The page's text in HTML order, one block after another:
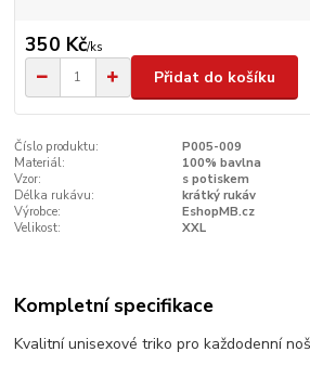
350 Kč/ks
Přidat do košíku
Číslo produktu:
P005-009
Materiál:
100% bavlna
Vzor:
s potiskem
Délka rukávu:
krátký rukáv
Výrobce:
EshopMB.cz
Velikost:
XXL
Kompletní specifikace
Kvalitní unisexové triko pro každodenní